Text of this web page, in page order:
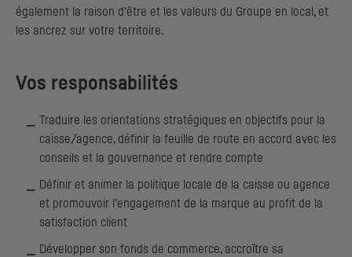
également la raison d’être et les valeurs du Groupe en local, et
les ancrez sur votre territoire.
Vos responsabilités
Traduire les orientations stratégiques en objectifs pour la
caisse/agence, définir la feuille de route en accord avec les
conseils et la gouvernance et rendre compte
Définir et animer la politique locale de la caisse ou agence
et promouvoir l’engagement de la marque au profit de la
satisfaction client
Développer son fonds de commerce, accroître sa